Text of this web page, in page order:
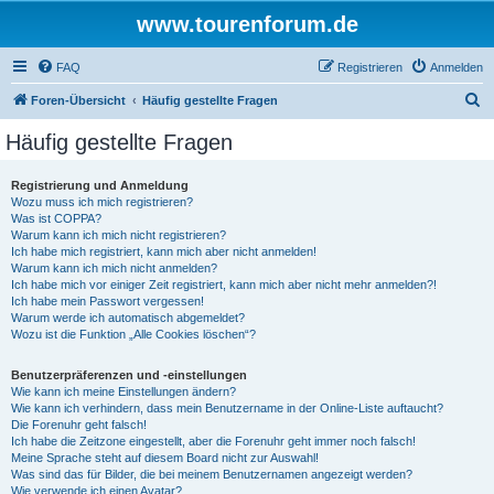
www.tourenforum.de
FAQ Anmelden
Registrieren
Foren-Übersicht Häufig gestellte Fragen
Häufig gestellte Fragen
Registrierung und Anmeldung
Wozu muss ich mich registrieren?
Was ist COPPA?
Warum kann ich mich nicht registrieren?
Ich habe mich registriert, kann mich aber nicht anmelden!
Warum kann ich mich nicht anmelden?
Ich habe mich vor einiger Zeit registriert, kann mich aber nicht mehr anmelden?!
Ich habe mein Passwort vergessen!
Warum werde ich automatisch abgemeldet?
Wozu ist die Funktion „Alle Cookies löschen“?
Benutzerpräferenzen und -einstellungen
Wie kann ich meine Einstellungen ändern?
Wie kann ich verhindern, dass mein Benutzername in der Online-Liste auftaucht?
Die Forenuhr geht falsch!
Ich habe die Zeitzone eingestellt, aber die Forenuhr geht immer noch falsch!
Meine Sprache steht auf diesem Board nicht zur Auswahl!
Was sind das für Bilder, die bei meinem Benutzernamen angezeigt werden?
Wie verwende ich einen Avatar?